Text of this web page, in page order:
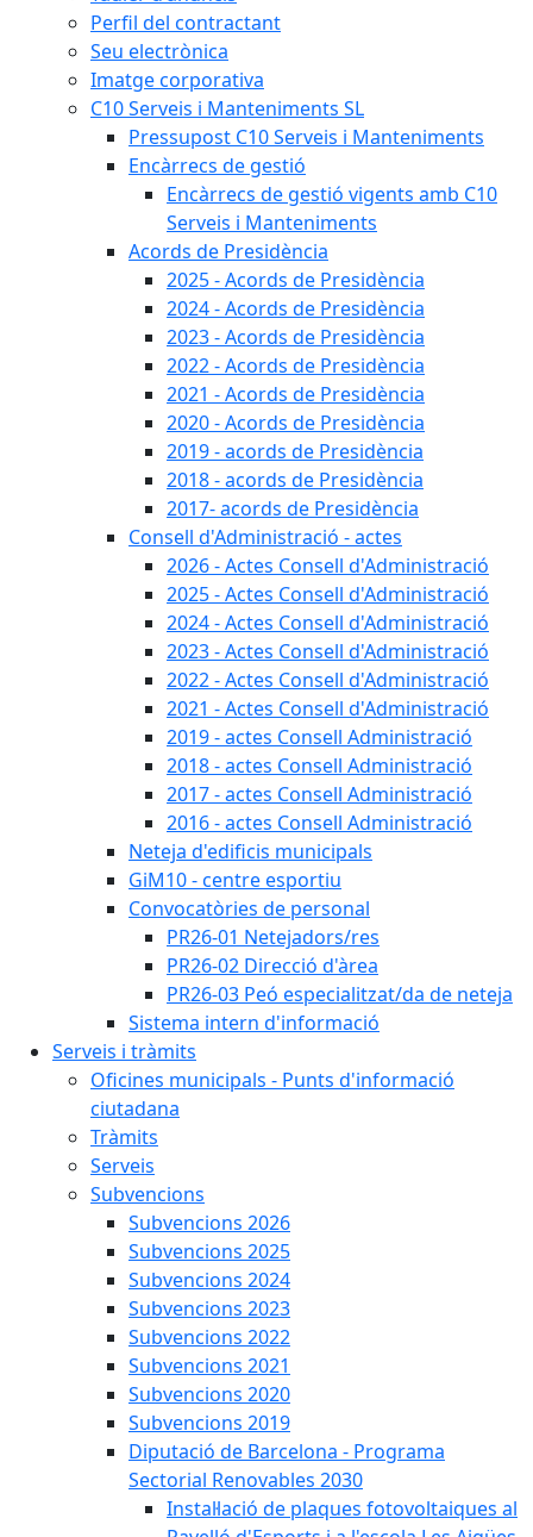
Perfil del contractant
Seu electrònica
Imatge corporativa
C10 Serveis i Manteniments SL
Pressupost C10 Serveis i Manteniments
Encàrrecs de gestió
Encàrrecs de gestió vigents amb C10
Serveis i Manteniments
Acords de Presidència
2025 - Acords de Presidència
2024 - Acords de Presidència
2023 - Acords de Presidència
2022 - Acords de Presidència
2021 - Acords de Presidència
2020 - Acords de Presidència
2019 - acords de Presidència
2018 - acords de Presidència
2017- acords de Presidència
Consell d'Administració - actes
2026 - Actes Consell d'Administració
2025 - Actes Consell d'Administració
2024 - Actes Consell d'Administració
2023 - Actes Consell d'Administració
2022 - Actes Consell d'Administració
2021 - Actes Consell d'Administració
2019 - actes Consell Administració
2018 - actes Consell Administració
2017 - actes Consell Administració
2016 - actes Consell Administració
Neteja d'edificis municipals
GiM10 - centre esportiu
Convocatòries de personal
PR26-01 Netejadors/res
PR26-02 Direcció d'àrea
PR26-03 Peó especialitzat/da de neteja
Sistema intern d'informació
Serveis i tràmits
Oficines municipals - Punts d'informació
ciutadana
Tràmits
Serveis
Subvencions
Subvencions 2026
Subvencions 2025
Subvencions 2024
Subvencions 2023
Subvencions 2022
Subvencions 2021
Subvencions 2020
Subvencions 2019
Diputació de Barcelona - Programa
Sectorial Renovables 2030
Instal·lació de plaques fotovoltaiques al